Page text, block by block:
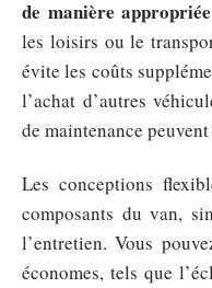
de manière appropriée
les loisirs ou le
évite les coûts
l’achat d’autres
de maintenance
Les conceptions
composants du van,
l’entretien. Vous
économes, tels que